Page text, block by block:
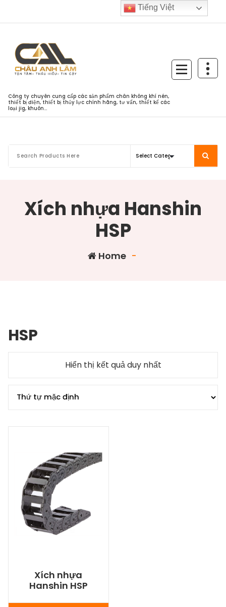
Công ty chuyên cung cấp các sản phẩm chân không khí nén,
thiết bị điện, thiết bị thủy lực chính hãng, tư vấn, thiết kế các
loại jig, khuôn...
Xích nhựa Hanshin
HSP
Home -
HSP
Hiển thị kết quả duy nhất
Xích nhựa
Hanshin HSP
Tiếng Việt